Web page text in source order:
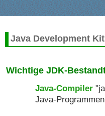
Java Development
Wichtige JDK-
Java-Compiler
Java-Programmen